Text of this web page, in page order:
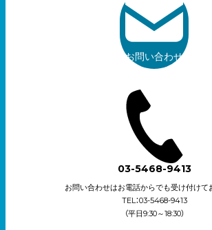
お問い合わせ
03-5468-9413
お問い合わせはお電話からでも受け付けて
TEL：03-5468-9413
（平日9:30～18:30）